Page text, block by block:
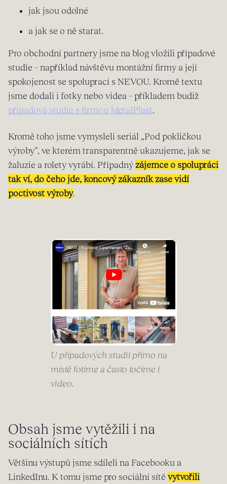
jak jsou odolné
a jak se o ně starat.
Pro obchodní partnery jsme na blog vložili případové
studie – například návštěvu montážní firmy a její
spokojenost se spoluprací s NEVOU. Kromě textu
jsme dodali i fotky nebo videa – příkladem budiž
případová studie s firmou MetalPlast.
Kromě toho jsme vymysleli seriál „Pod pokličkou
výroby“, ve kterém transparentně ukazujeme, jak se
žaluzie a rolety vyrábí. Případný zájemce o spolupráci
tak ví, do čeho jde, koncový zákazník zase vidí
poctivost výroby.
U případových studií přímo na
místě fotíme a často točíme i
video.
Obsah jsme vytěžili i na
sociálních sítích
Většinu výstupů jsme sdíleli na Facebooku a
LinkedInu. K tomu jsme pro sociální sítě vytvořili